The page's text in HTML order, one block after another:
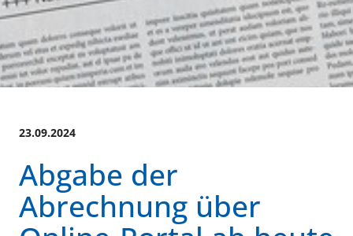
23.09.2024
Abgabe der
Abrechnung über